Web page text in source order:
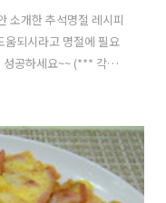
소개한 추석명절 레시피
되시라고 명절에 필요
성공하세요~~ (*** 각각
가실수 있습니다 ~) 1.
시피 바로가기 ==>
레시피 바로가기
. 연근새우전 레시피
동태전. 깻잎전. 버섯